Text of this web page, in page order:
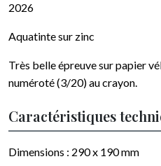
2026
Aquatinte sur zinc
Très belle épreuve sur papier
numéroté (3/20) au crayon.
Caractéristiques
Dimensions : 290 x 190mm